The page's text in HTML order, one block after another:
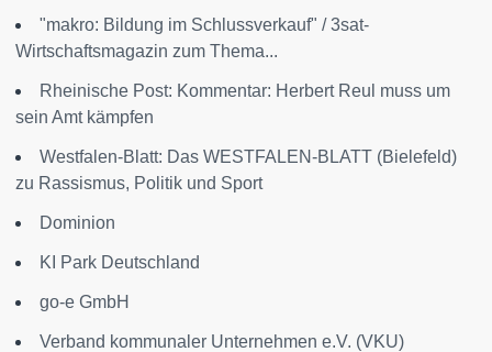
"makro: Bildung im Schlussverkauf" / 3sat-
Wirtschaftsmagazin zum Thema...
Rheinische Post: Kommentar: Herbert Reul muss um
sein Amt kämpfen
Westfalen-Blatt: Das WESTFALEN-BLATT (Bielefeld)
zu Rassismus, Politik und Sport
Dominion
KI Park Deutschland
go-e GmbH
Verband kommunaler Unternehmen e.V. (VKU)